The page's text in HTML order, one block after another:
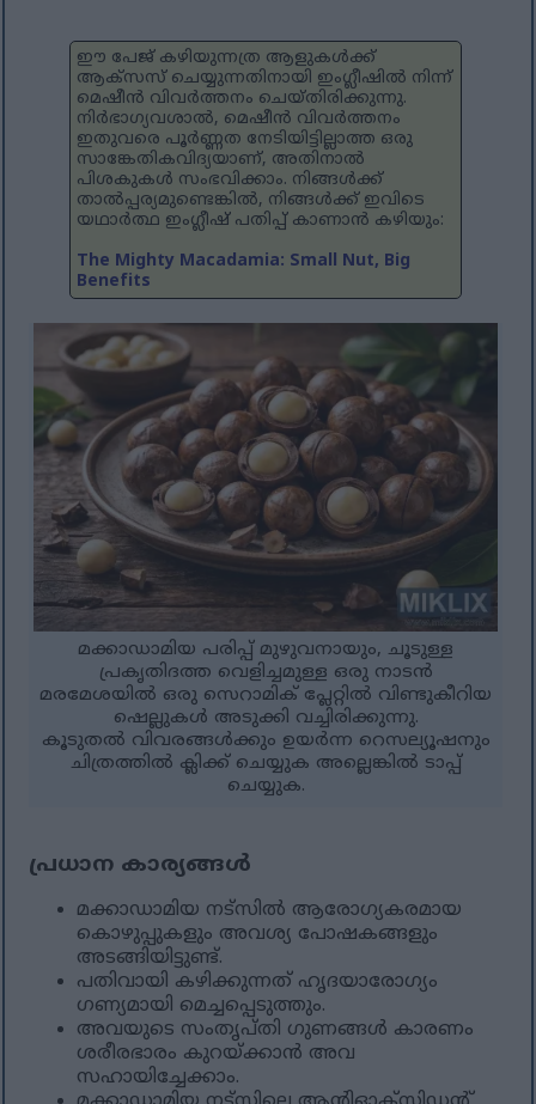
ഈ പേജ് കഴിയുന്നത്ര ആളുകൾക്ക്
ആക്‌സസ് ചെയ്യുന്നതിനായി ഇംഗ്ലീഷിൽ നിന്ന്
മെഷീൻ വിവർത്തനം ചെയ്‌തിരിക്കുന്നു.
നിർഭാഗ്യവശാൽ, മെഷീൻ വിവർത്തനം
ഇതുവരെ പൂർണ്ണത നേടിയിട്ടില്ലാത്ത ഒരു
സാങ്കേതികവിദ്യയാണ്, അതിനാൽ
പിശകുകൾ സംഭവിക്കാം. നിങ്ങൾക്ക്
താൽപ്പര്യമുണ്ടെങ്കിൽ, നിങ്ങൾക്ക് ഇവിടെ
യഥാർത്ഥ ഇംഗ്ലീഷ് പതിപ്പ് കാണാൻ കഴിയും:
The Mighty Macadamia: Small Nut, Big
Benefits
മക്കാഡാമിയ പരിപ്പ് മുഴുവനായും, ചൂടുള്ള
പ്രകൃതിദത്ത വെളിച്ചമുള്ള ഒരു നാടൻ
മരമേശയിൽ ഒരു സെറാമിക് പ്ലേറ്റിൽ വിണ്ടുകീറിയ
ഷെല്ലുകൾ അടുക്കി വച്ചിരിക്കുന്നു.
കൂടുതൽ വിവരങ്ങൾക്കും ഉയർന്ന റെസല്യൂഷനും
ചിത്രത്തിൽ ക്ലിക്ക് ചെയ്യുക അല്ലെങ്കിൽ ടാപ്പ്
ചെയ്യുക.
പ്രധാന കാര്യങ്ങൾ
മക്കാഡാമിയ നട്സിൽ ആരോഗ്യകരമായ
കൊഴുപ്പുകളും അവശ്യ പോഷകങ്ങളും
അടങ്ങിയിട്ടുണ്ട്.
പതിവായി കഴിക്കുന്നത് ഹൃദയാരോഗ്യം
ഗണ്യമായി മെച്ചപ്പെടുത്തും.
അവയുടെ സംതൃപ്തി ഗുണങ്ങൾ കാരണം
ശരീരഭാരം കുറയ്ക്കാൻ അവ
സഹായിച്ചേക്കാം.